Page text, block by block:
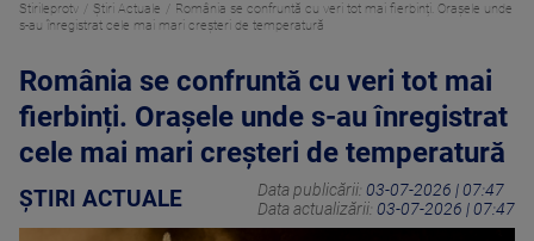
Stirileprotv Știri Actuale
România se confruntă cu veri tot mai fierbinți. Orașele unde
s-au înregistrat cele mai mari creşteri de temperatură
România se confruntă cu veri tot mai
fierbinți. Orașele unde s-au înregistrat
cele mai mari creşteri de temperatură
ȘTIRI ACTUALE Data publicării: 03-07-2026 | 07:47
Data actualizării: 03-07-2026 | 07:47